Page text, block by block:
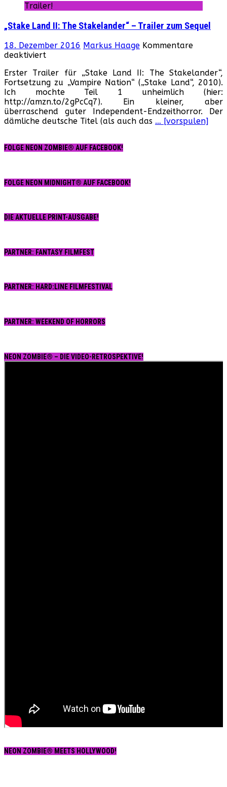
Trailer!
„Stake Land II: The Stakelander“ – Trailer zum Sequel
18. Dezember 2016 Markus Haage Kommentare
deaktiviertfür
Land
II:
The
Stakelander“
–
Trailer
Sequel
Erster Trailer für „Stake Land II: The Stakelander“,
Fortsetzung zu „Vampire Nation“ („Stake Land“, 2010).
Ich mochte Teil 1 unheimlich (hier:
http://amzn.to/2gPcCq7). Ein kleiner, aber
überraschend guter Independent-Endzeithorror. Der
dämliche deutsche Titel (als auch das … [vorspulen]
FOLGE NEON ZOMBIE® AUF FACEBOOK!
FOLGE NEON MIDNIGHT® AUF FACEBOOK!
DIE AKTUELLE PRINT-AUSGABE!
PARTNER: FANTASY FILMFEST
PARTNER: HARD:LINE FILMFESTIVAL
PARTNER: WEEKEND OF HORRORS
NEON ZOMBIE® – DIE VIDEO-RETROSPEKTIVE!
NEON ZOMBIE® MEETS HOLLYWOOD!